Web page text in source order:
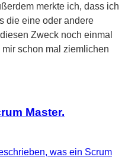
merkte ich, dass ich
die eine oder andere
Zweck noch einmal
schon mal ziemlichen
Master.
was ein Scrum